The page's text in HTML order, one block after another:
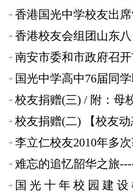
香港国光中学校友出
香港校友会组团山东
南安市委和市政府召
国光中学高中76届同
校友捐赠(三) / 附：母
校友捐赠(二) 【校友动
李立仁校友2010年多
难忘的追忆韶华之旅
国 光 十 年 校 园 建